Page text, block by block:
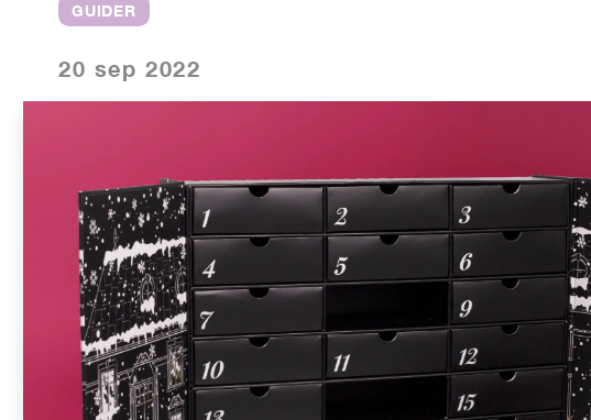
GUIDER
20 sep 2022